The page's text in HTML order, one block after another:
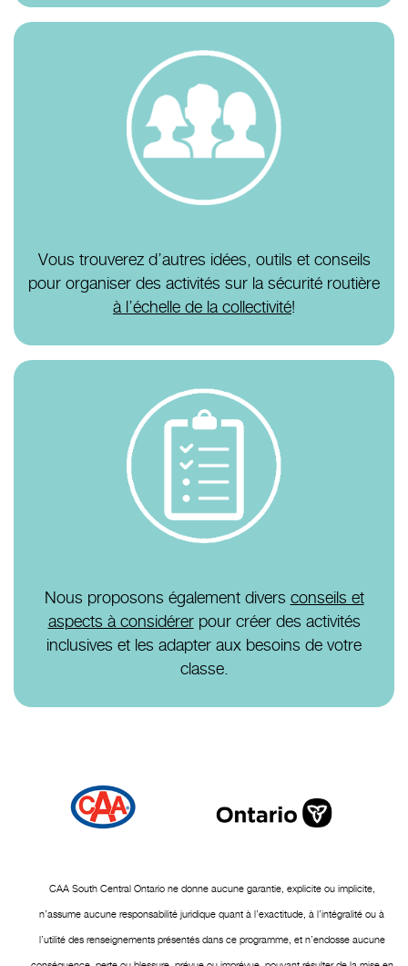
Vous trouverez d’autres idées, outils et conseils
pour organiser des activités sur la sécurité routière
à l’échelle de la collectivité!
Nous proposons également divers conseils et
aspects à considérerpour créer des activités
inclusives et les adapter aux besoins de votre
classe.
CAA South Central Ontario ne donne aucune garantie, explicite ou implicite,
n’assume aucune responsabilité juridique quant à l’exactitude, à l’intégralité ou à
l’utilité des renseignements présentés dans ce programme, et n’endosse aucune